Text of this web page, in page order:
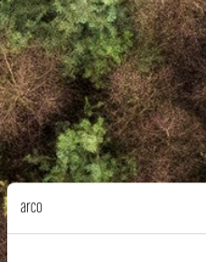
Collection
About Arco